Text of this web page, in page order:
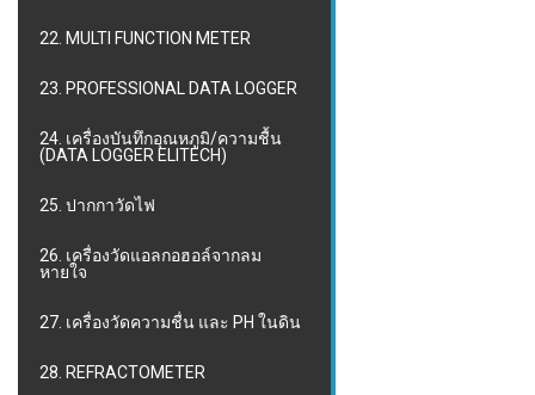
22. MULTI FUNCTION METER
23. PROFESSIONAL DATA LOGGER
24. เครื่องบันทึกอุณหภูมิ/ความชื้น
(DATA LOGGER ELITECH)
25. ปากกาวัดไฟ
26. เครื่องวัดแอลกอฮอล์จากลม
หายใจ
27. เครื่องวัดความชื่น และ PH ในดิน
28. REFRACTOMETER